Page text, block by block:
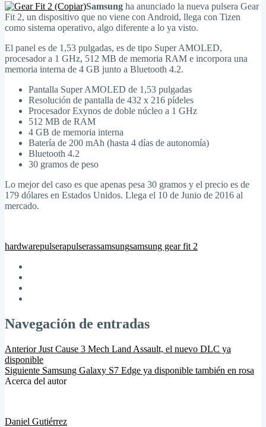
Samsung ha anunciado la nueva pulsera Gear
Fit 2, un dispositivo que no viene con Android, llega con Tizen
como sistema operativo, algo diferente a lo ya visto.
El panel es de 1,53 pulgadas, es de tipo Super AMOLED,
procesador a 1 GHz, 512 MB de memoria RAM e incorpora una
memoria interna de 4 GB junto a Bluetooth 4.2.
Pantalla Super AMOLED de 1,53 pulgadas
Resolución de pantalla de 432 x 216 pídeles
Procesador Exynos de doble núcleo a 1 GHz
512 MB de RAM
4 GB de memoria interna
Batería de 200 mAh (hasta 4 días de autonomía)
Bluetooth 4.2
30 gramos de peso
Lo mejor del caso es que apenas pesa 30 gramos y el precio es de
179 dólares en Estados Unidos. Llega el 10 de Junio de 2016 al
mercado.
hardwarepulserapulserassamsungsamsung gear fit 2
Navegación de entradas
Anterior Just Cause 3 Mech Land Assault, el nuevo DLC ya
disponible
Siguiente Samsung Galaxy S7 Edge ya disponible también en rosa
Acerca del autor
Daniel Gutiérrez